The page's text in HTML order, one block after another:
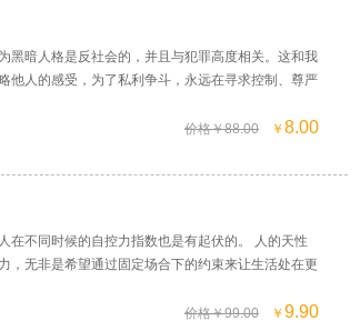
黑暗人格是反社会的，并且与犯罪高度相关。这和我
他人的感受，为了私利争斗，永远在寻求控制、尊严
价格￥88.00 ￥ 8.00
在不同时候的自控力指数也是有起伏的。 人的天性
，无非是希望通过固定场合下的约束来让生活处在更
价格￥99.00 ￥ 9.90